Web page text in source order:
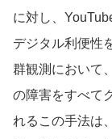
に対し、
デジタル利便性
群観測において
の障害をすべて
れるこの手法は